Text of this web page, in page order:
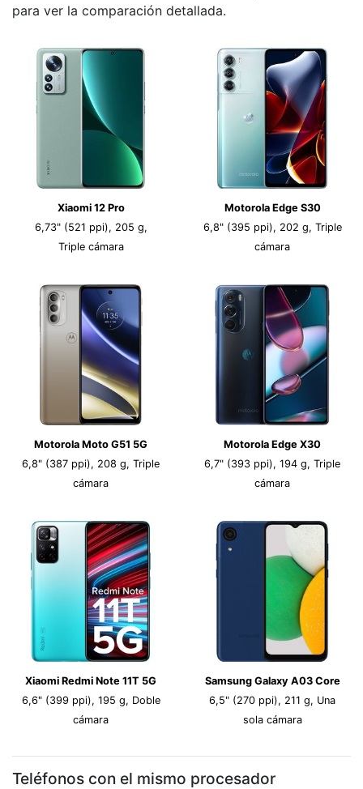
para ver la comparación detallada.
Xiaomi 12 Pro
6,73" (521 ppi), 205 g,
Triple cámara
Motorola Edge S30
6,8" (395 ppi), 202 g, Triple
cámara
Motorola Moto G51 5G
6,8" (387 ppi), 208 g, Triple
cámara
Motorola Edge X30
6,7" (393 ppi), 194 g, Triple
cámara
Xiaomi Redmi Note 11T 5G
6,6" (399 ppi), 195 g, Doble
cámara
Samsung Galaxy A03 Core
6,5" (270 ppi), 211 g, Una
sola cámara
Teléfonos con el mismo procesador